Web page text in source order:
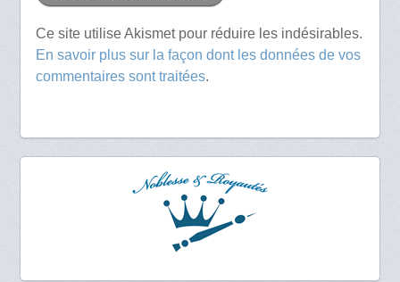
Ce site utilise Akismet pour réduire les indésirables.
En savoir plus sur la façon dont les données de vos
commentaires sont traitées.